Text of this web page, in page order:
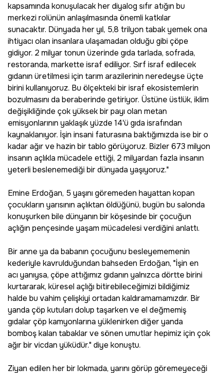
kapsamında konuşulacak her diyalog sıfır atığın bu
merkezi rolünün anlaşılmasında önemli katkılar
sunacaktır. Dünyada her yıl, 5,8 trilyon tabak yemek ona
ihtiyacı olan insanlara ulaşamadan olduğu gibi çöpe
gidiyor. 2 milyar tonun üzerinde gıda tarlada, sofrada,
restoranda, markette israf ediliyor. Sırf israf edilecek
gıdanın üretilmesi için tarım arazilerinin neredeyse üçte
birini kullanıyoruz. Bu ölçekteki bir israf ekosistemlerin
bozulmasını da beraberinde getiriyor. Üstüne üstlük, iklim
değişikliğinde çok yüksek bir payı olan metan
emisyonlarının yaklaşık yüzde 14'ü gıda israfından
kaynaklanıyor. İşin insani faturasına baktığımızda ise bir o
kadar ağır ve hazin bir tablo görüyoruz. Bizler 673 milyon
insanın açlıkla mücadele ettiği, 2 milyardan fazla insanın
yeterli beslenemediği bir dünyada yaşıyoruz."
Emine Erdoğan, 5 yaşını göremeden hayattan kopan
çocukların yarısının açlıktan öldüğünü, bugün bu salonda
konuşurken bile dünyanın bir köşesinde bir çocuğun
açlığın pençesinde yaşam mücadelesi verdiğini anlattı.
Bir anne ya da babanın çocuğunu besleyememenin
kederiyle kavrulduğundan bahseden Erdoğan, "İşin en
acı yanıysa, çöpe attığımız gıdanın yalnızca dörtte birini
kurtararak, küresel açlığı bitirebileceğimizi bildiğimiz
halde bu vahim çelişkiyi ortadan kaldıramamamızdır. Bir
yanda çöp kutuları dolup taşarken ve el değmemiş
gıdalar çöp kamyonlarına yüklenirken diğer yanda
bomboş kalan tabaklar ve sönen umutlar hepimiz için çok
ağır bir vicdan yüküdür." diye konuştu.
Ziyan edilen her bir lokmada, yarını görüp göremeyeceği